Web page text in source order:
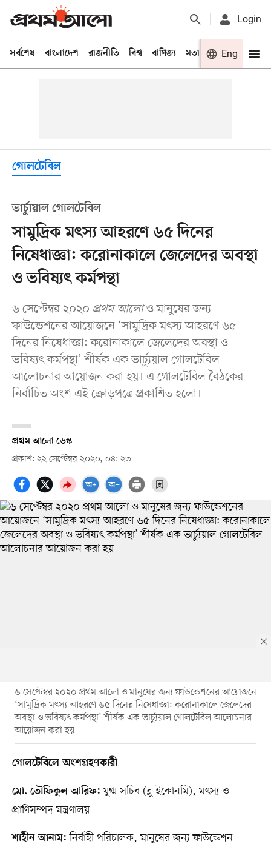
Login
সর্বশেষ বাংলাদেশ রাজনীতি বিশ্ব বাণিজ্য মতামত খেলা
Eng
গোলটেবিল
ভার্চ্যুয়াল গোলটেবিল
সামুদ্রিক মৎস্য আহরণে ৬৫ দিনের
নিষেধাজ্ঞা: করোনাকালে জেলেদের অবস্থা
ও ভবিষ্যৎ কর্মপন্থা
৬ সেপ্টেম্বর ২০২০ প্রথম আলোও মানুষের জন্য
ফাউন্ডেশনের আয়োজনে ‘সামুদ্রিক মৎস্য আহরণে ৬৫
দিনের নিষেধাজ্ঞা: করোনাকালে জেলেদের অবস্থা ও
ভবিষ্যৎ কর্মপন্থা’ শীর্ষক এক ভার্চ্যুয়াল গোলটেবিল
আলোচনার আয়োজন করা হয়। এ গোলটেবিল বৈঠকের
নির্বাচিত অংশ এই ক্রোড়পত্রে প্রকাশিত হলো।
প্রথম আলো ডেস্ক
প্রকাশ: ২২ সেপ্টেম্বর ২০২০, ০৪: ২৩
৬ সেপ্টেম্বর ২০২০ প্রথম আলো ও মানুষের জন্য ফাউন্ডেশনের আয়োজনে
‘সামুদ্রিক মৎস্য আহরণে ৬৫ দিনের নিষেধাজ্ঞা: করোনাকালে জেলেদের
অবস্থা ও ভবিষ্যৎ কর্মপন্থা’ শীর্ষক এক ভার্চ্যুয়াল গোলটেবিল আলোচনার
আয়োজন করা হয়
গোলটেবিলে অংশগ্রহণকারী
মো. তৌফিকুল আরিফ: যুগ্ম সচিব (ব্লু ইকোনমি), মৎস্য ও
প্রাণিসম্পদ মন্ত্রণালয়
শাহীন আনাম: নির্বাহী পরিচালক, মানুষের জন্য ফাউন্ডেশন